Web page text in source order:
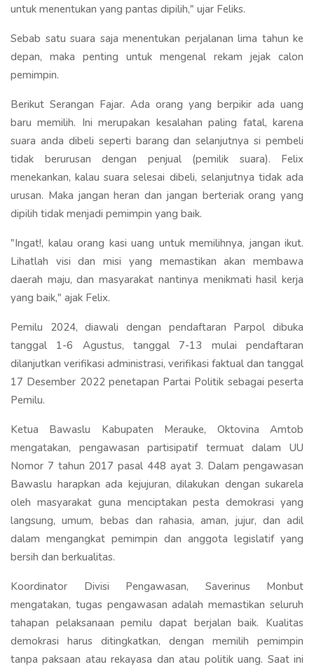
untuk menentukan yang pantas dipilih," ujar Feliks.
Sebab satu suara saja menentukan perjalanan lima tahun ke
depan, maka penting untuk mengenal rekam jejak calon
pemimpin.
Berikut Serangan Fajar. Ada orang yang berpikir ada uang
baru memilih. Ini merupakan kesalahan paling fatal, karena
suara anda dibeli seperti barang dan selanjutnya si pembeli
tidak berurusan dengan penjual (pemilik suara). Felix
menekankan, kalau suara selesai dibeli, selanjutnya tidak ada
urusan. Maka jangan heran dan jangan berteriak orang yang
dipilih tidak menjadi pemimpin yang baik.
"Ingat!, kalau orang kasi uang untuk memilihnya, jangan ikut.
Lihatlah visi dan misi yang memastikan akan membawa
daerah maju, dan masyarakat nantinya menikmati hasil kerja
yang baik," ajak Felix.
Pemilu 2024, diawali dengan pendaftaran Parpol dibuka
tanggal 1-6 Agustus, tanggal 7-13 mulai pendaftaran
dilanjutkan verifikasi administrasi, verifikasi faktual dan tanggal
17 Desember 2022 penetapan Partai Politik sebagai peserta
Pemilu.
Ketua Bawaslu Kabupaten Merauke, Oktovina Amtob
mengatakan, pengawasan partisipatif termuat dalam UU
Nomor 7 tahun 2017 pasal 448 ayat 3. Dalam pengawasan
Bawaslu harapkan ada kejujuran, dilakukan dengan sukarela
oleh masyarakat guna menciptakan pesta demokrasi yang
langsung, umum, bebas dan rahasia, aman, jujur, dan adil
dalam mengangkat pemimpin dan anggota legislatif yang
bersih dan berkualitas.
Koordinator Divisi Pengawasan, Saverinus Monbut
mengatakan, tugas pengawasan adalah memastikan seluruh
tahapan pelaksanaan pemilu dapat berjalan baik. Kualitas
demokrasi harus ditingkatkan, dengan memilih pemimpin
tanpa paksaan atau rekayasa dan atau politik uang. Saat ini